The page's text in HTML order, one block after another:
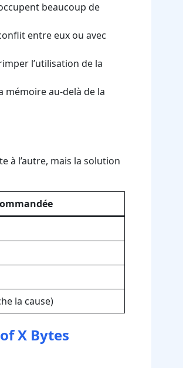
beaucoup de
entre eux ou avec
l’utilisation de la
mémoire au-delà de la
à l’autre, mais la solution
la cause)
X Bytes